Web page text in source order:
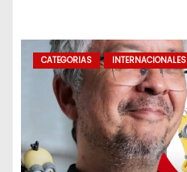
CATEGORIAS INTERNACIONALES